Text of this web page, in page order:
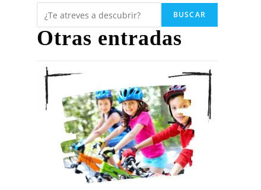
BUSCAR
Otras entradas